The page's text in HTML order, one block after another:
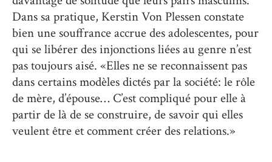
Dans sa pratique, Kerstin Von Plessen constate
bien une souffrance accrue des adolescentes, pour
qui se libérer des injonctions liées au genre n’est
pas toujours aisé. «Elles ne se reconnaissent pas
dans certains modèles dictés par la société: le rôle
de mère, d’épouse… C’est compliqué pour elle à
partir de là de se construire, de savoir qui elles
veulent être et comment créer des relations.»